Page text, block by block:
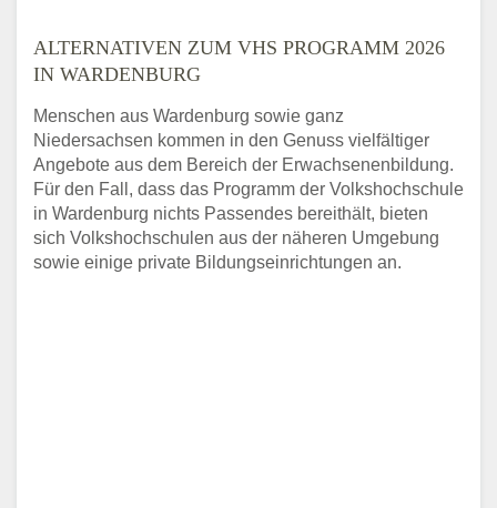
ALTERNATIVEN ZUM VHS PROGRAMM 2026
IN WARDENBURG
Menschen aus Wardenburg sowie ganz
Niedersachsen kommen in den Genuss vielfältiger
Angebote aus dem Bereich der Erwachsenenbildung.
Für den Fall, dass das Programm der Volkshochschule
in Wardenburg nichts Passendes bereithält, bieten
sich Volkshochschulen aus der näheren Umgebung
sowie einige private Bildungseinrichtungen an.